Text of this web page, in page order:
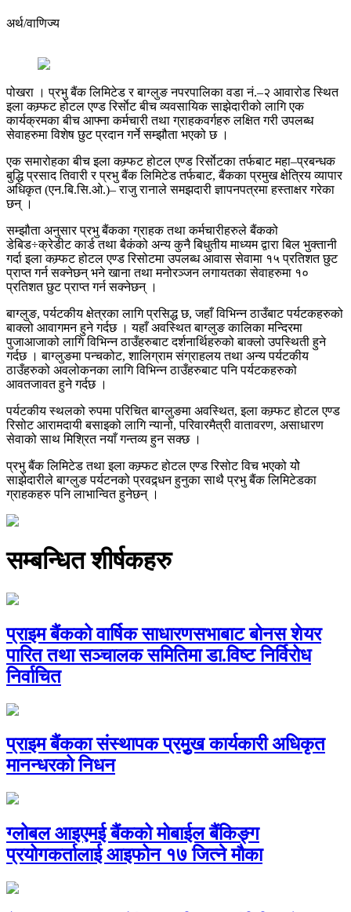
अर्थ/वाणिज्य
पोखरा । प्रभु बैंक लिमिटेड र बाग्लुङ नपरपालिका वडा नं.–२ आवारोड स्थित
इला कम्र्फट होटल एण्ड रिर्साेट बीच व्यवसायिक साझेदारीको लागि एक
कार्यक्रमका बीच आफ्ना कर्मचारी तथा ग्राहकवर्गहरु लक्षित गरी उपलब्ध
सेवाहरुमा विशेष छुट प्रदान गर्ने सम्झौता भएको छ ।
एक समारोहका बीच इला कम्र्फट होटल एण्ड रिर्साेटका तर्फबाट महा–प्रबन्धक
बुद्धि प्रसाद तिवारी र प्रभु बैंक लिमिटेड तर्फबाट, बैंकका प्रमुख क्षेत्रिय व्यापार
अधिकृत (एन.बि.सि.ओ.)– राजु रानाले समझदारी ज्ञापनपत्रमा हस्ताक्षर गरेका
छन् ।
सम्झौता अनुसार प्रभु बैंकका ग्राहक तथा कर्मचारीहरुले बैंकको
डेबिड÷क्रेडीट कार्ड तथा बैकंको अन्य कुनै बिधुतीय माध्यम द्वारा बिल भुक्तानी
गर्दा इला कम्र्फट होटल एण्ड रिसोटमा उपलब्ध आवास सेवामा १५ प्रतिशत छुट
प्राप्त गर्न सक्नेछन् भने खाना तथा मनोरञ्जन लगायतका सेवाहरुमा १०
प्रतिशत छुट प्राप्त गर्न सक्नेछन् ।
बाग्लुङ, पर्यटकीय क्षेत्रका लागि प्रसिद्ध छ, जहाँ विभिन्न ठाउँबाट पर्यटकहरुको
बाक्लो आवागमन हुने गर्दछ । यहाँ अवस्थित बाग्लुङ कालिका मन्दिरमा
पुजाआजाको लागि विभिन्न ठाउँहरुबाट दर्शनार्थिहरुको बाक्लो उपस्थिती हुने
गर्दछ । बाग्लुङमा पन्चकोट, शालिग्राम संग्राहलय तथा अन्य पर्यटकीय
ठाउँहरुको अवलोकनका लागि विभिन्न ठाउँहरुबाट पनि पर्यटकहरुको
आवतजावत हुने गर्दछ ।
पर्यटकीय स्थलको रुपमा परिचित बाग्लुङमा अवस्थित, इला कम्र्फट होटल एण्ड
रिसोट आरामदायी बसाइको लागि न्यानो, परिवारमैत्री वातावरण, असाधारण
सेवाको साथ मिश्रित नयाँ गन्तव्य हुन सक्छ ।
प्रभु बैंक लिमिटेड तथा इला कम्र्फट होटल एण्ड रिसोट विच भएको योे
साझेदारीले बाग्लुङ पर्यटनको प्रवद्र्धन हुनुका साथै प्रभु बैंक लिमिटेडका
ग्राहकहरु पनि लाभान्वित हुनेछन् ।
सम्बन्धित शीर्षकहरु
प्राइम बैंकको वार्षिक साधारणसभाबाट बोनस शेयर
पारित तथा सञ्चालक समितिमा डा.विष्ट निर्विरोध
निर्वाचित
प्राइम बैंकका संस्थापक प्रमुृख कार्यकारी अधिकृत
मानन्धरको निधन
ग्लोबल आइएमई बैंकको मोबाईल बैंकिङ्ग
प्रयोगकर्तालाई आइफोन १७ जित्ने मौका